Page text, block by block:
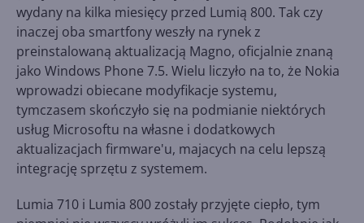
wydany na kilka miesięcy przed Lumią 800. Tak czy
inaczej oba smartfony weszły na rynek z
preinstalowaną aktualizacją Magno, oficjalnie znaną
jako Windows Phone 7.5. Wielu liczyło na to, że Nokia
wprowadzi obiecane modyfikacje systemu,
tymczasem skończyło się na podmianie niektórych
usług Microsoftu na własne i dodatkowych
aktualizacjach firmware'u, majacych na celu lepszą
integrację sprzętu z systemem.
Lumia 710 i Lumia 800 zostały przyjęte ciepło, tym